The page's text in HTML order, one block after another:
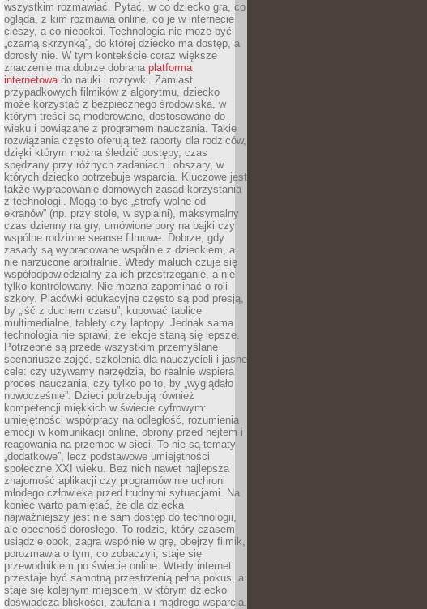
wszystkim rozmawiać. Pytać, w co dziecko gra, co
ogląda, z kim rozmawia online, co je w internecie
cieszy, a co niepokoi. Technologia nie może być
„czarną skrzynką”, do której dziecko ma dostęp, a
dorosły nie. W tym kontekście coraz większe
znaczenie ma dobrze dobrana platforma
internetowado nauki i rozrywki. Zamiast
przypadkowych filmików z algorytmu, dziecko
może korzystać z bezpiecznego środowiska, w
którym treści są moderowane, dostosowane do
wieku i powiązane z programem nauczania. Takie
rozwiązania często oferują też raporty dla rodziców,
dzięki którym można śledzić postępy, czas
spędzany przy różnych zadaniach i obszary, w
których dziecko potrzebuje wsparcia. Kluczowe jest
także wypracowanie domowych zasad korzystania
z technologii. Mogą to być „strefy wolne od
ekranów” (np. przy stole, w sypialni), maksymalny
czas dzienny na gry, umówione pory na bajki czy
wspólne rodzinne seanse filmowe. Dobrze, gdy
zasady są wypracowane wspólnie z dzieckiem, a
nie narzucone arbitralnie. Wtedy maluch czuje się
współodpowiedzialny za ich przestrzeganie, a nie
tylko kontrolowany. Nie można zapominać o roli
szkoły. Placówki edukacyjne często są pod presją,
by „iść z duchem czasu”, kupować tablice
multimedialne, tablety czy laptopy. Jednak sama
technologia nie sprawi, że lekcje staną się lepsze.
Potrzebne są przede wszystkim przemyślane
scenariusze zajęć, szkolenia dla nauczycieli i jasne
cele: czy używamy narzędzia, bo realnie wspiera
proces nauczania, czy tylko po to, by „wyglądało
nowocześnie”. Dzieci potrzebują również
kompetencji miękkich w świecie cyfrowym:
umiejętności współpracy na odległość, rozumienia
emocji w komunikacji online, obrony przed hejtem i
reagowania na przemoc w sieci. To nie są tematy
„dodatkowe”, lecz podstawowe umiejętności
społeczne XXI wieku. Bez nich nawet najlepsza
znajomość aplikacji czy programów nie uchroni
młodego człowieka przed trudnymi sytuacjami. Na
koniec warto pamiętać, że dla dziecka
najważniejszy jest nie sam dostęp do technologii,
ale obecność dorosłego. To rodzic, który czasem
usiądzie obok, zagra wspólnie w grę, obejrzy filmik,
porozmawia o tym, co zobaczyli, staje się
przewodnikiem po świecie online. Wtedy internet
przestaje być samotną przestrzenią pełną pokus, a
staje się kolejnym miejscem, w którym dziecko
doświadcza bliskości, zaufania i mądrego wsparcia.